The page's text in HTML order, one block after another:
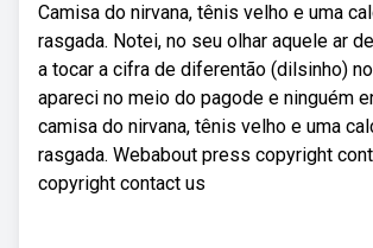
Camisa do nirvana, tênis velho e uma
rasgada. Notei, no seu olhar aquele ar
a tocar a cifra de diferentão (dilsinho)
apareci no meio do pagode e ninguém
camisa do nirvana, tênis velho e uma
rasgada. Webabout press copyright
copyright contact us